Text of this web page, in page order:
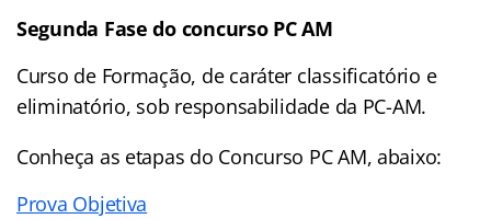
Segunda Fase do concurso PC AM
Curso de Formação, de caráter classificatório e
eliminatório, sob responsabilidade da PC-AM.
Conheça as etapas do Concurso PC AM, abaixo:
Prova Objetiva